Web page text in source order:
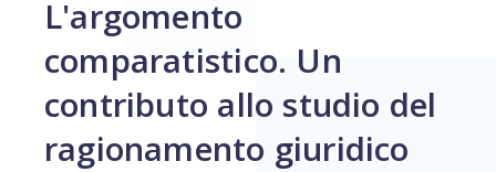
L'argomento
comparatistico. Un
contributo allo studio del
ragionamento giuridico